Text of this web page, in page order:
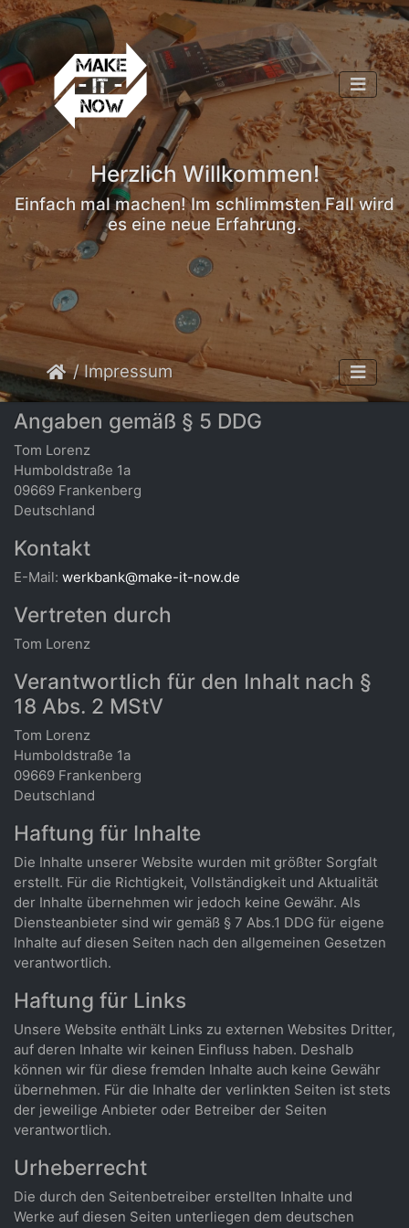
Herzlich Willkommen!
Einfach mal machen! Im schlimmsten Fall wird
es eine neue Erfahrung.
/ Impressum
Angaben gemäß § 5 DDG
Tom Lorenz
Humboldstraße 1a
09669 Frankenberg
Deutschland
Kontakt
E-Mail: werkbank@make-it-now.de
Vertreten durch
Tom Lorenz
Verantwortlich für den Inhalt nach §
18 Abs. 2 MStV
Tom Lorenz
Humboldstraße 1a
09669 Frankenberg
Deutschland
Haftung für Inhalte
Die Inhalte unserer Website wurden mit größter Sorgfalt
erstellt. Für die Richtigkeit, Vollständigkeit und Aktualität
der Inhalte übernehmen wir jedoch keine Gewähr. Als
Diensteanbieter sind wir gemäß § 7 Abs.1 DDG für eigene
Inhalte auf diesen Seiten nach den allgemeinen Gesetzen
verantwortlich.
Haftung für Links
Unsere Website enthält Links zu externen Websites Dritter,
auf deren Inhalte wir keinen Einfluss haben. Deshalb
können wir für diese fremden Inhalte auch keine Gewähr
übernehmen. Für die Inhalte der verlinkten Seiten ist stets
der jeweilige Anbieter oder Betreiber der Seiten
verantwortlich.
Urheberrecht
Die durch den Seitenbetreiber erstellten Inhalte und
Werke auf diesen Seiten unterliegen dem deutschen